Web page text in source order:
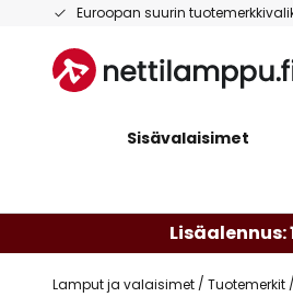
Euroopan suurin
Skip
Content
Sisävalaisimet
Lisäalennus:
Lamput ja valaisimet Tuotemerkit